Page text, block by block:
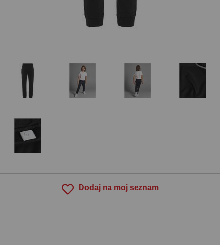
Dodaj na moj seznam